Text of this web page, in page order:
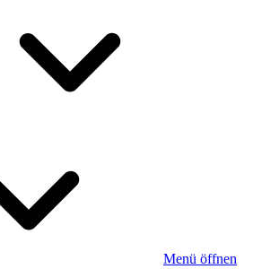
Menü öffnen